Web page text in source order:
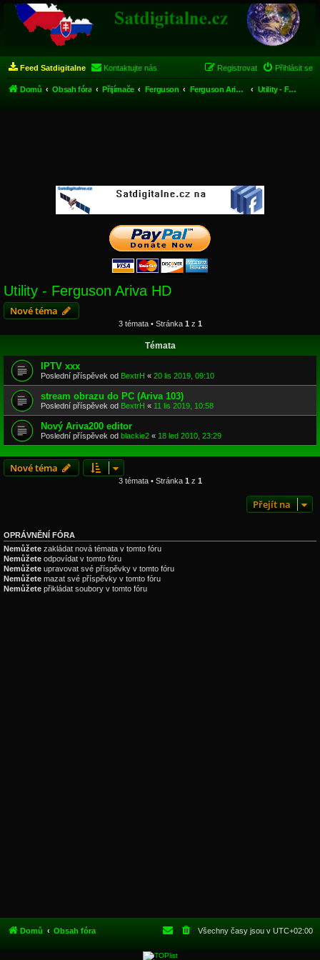
Feed Satdigitalne Kontaktujte nás Přihlásit se
Registrovat
Domů Obsah fóra Přijímače Ferguson Ferguson Ariva HD Utility - Ferguson Ariva HD
Utility - Ferguson Ariva HD
Nové téma
3 témata • Stránka 1 z 1
Témata
IPTV xxx
Poslední příspěvek od BextrH « 20 lis 2019, 09:10
stream obrazu do PC (Ariva 103)
Poslední příspěvek od BextrH « 11 lis 2019, 10:58
Nový Ariva200 editor
Poslední příspěvek od blackie2 « 18 led 2010, 23:29
Nové téma
3 témata • Stránka 1 z 1
Přejít na
OPRÁVNĚNÍ FÓRA
Nemůžete zakládat nová témata v tomto fóru
Nemůžete odpovídat v tomto fóru
Nemůžete upravovat své příspěvky v tomto fóru
Nemůžete mazat své příspěvky v tomto fóru
Nemůžete přikládat soubory v tomto fóru
Domů Obsah fóra Všechny časy jsou v UTC+02:00